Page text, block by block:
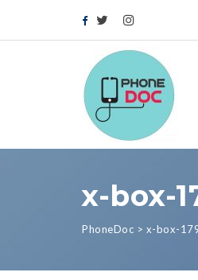
x-box-
PhoneDoc > x-box-